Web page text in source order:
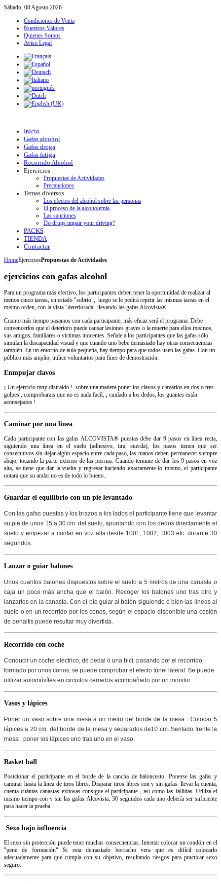
Sábado, 08 Agosto 2026
Condiciones de Venta
Nuestros Valores
Quienes Somos
Aviso Legal
Inicio
Gafas alcohol
Gafas droga
Gafas fatiga
Recorrido Alcohol
Ejercicios
Propuestas de Actividades
Precauciones
Temas diversos
Los efectos del alcohol sobre las personas
El proceso de la alcoholemia
Las sanciones
Do drugs impair your driving?
PACKS
TIENDA
Contactar
HomeEjerciciosPropuestas de Actividades
ejercicios con gafas alcohol
Para un programa más efectivo, los participantes deben tener la oportunidad de realizar al
menos cinco tareas, en estado "sobrio", luego se le pedirá repetir las mismas tareas en el
mismo orden, con la vista "deteriorada" llevando las gafas Alcovista®.
Cuanto más tiempo pasamos con cada participante, más eficaz será el programa. Debe
convencerlos que el deterioro puede causar lesiones graves o la muerte para ellos mismos,
sus amigos, familiares o víctimas inocentes. Señale a los participantes que las gafas sólo
simulan la discapacidad visual y que cuando uno bebe demasiado hay otras consecuencias
también. En un entorno de aula pequeña, hay tiempo para que todos usen las gafas. Con un
público más amplio, utilice voluntarios para fines de demostración.
Enmpujar clavos
¡ Un ejercicio muy distraído ! sobre una madera poner los clavos y clavarlos en dos o tres
golpes , comprobarais que no es nada facíl, ¡ cuidado a los dedos, los guantes están
aconsejados !
Caminar por una linea
Cada participante con las gafas ALCOVISTA® puestas debe dar 9 pasos en línea recta,
siguiendo una línea en el suelo (adhesivo, tira, cuerda), los pasos tienen que ser
consecutivos sin dejar algún espacio entre cada paso, las manos deben permanecer siempre
abajo, tocando la parte exterior de las piernas. Cuando termine de dar los 9 pasos en voz
alta, se tiene que dar la vuelta y regresar haciendo exactamente lo mismo, el participante
notara que su andar no es de todo lo bueno.
Guardar el equilibrio con un pie levantado
Con las gafas puestas y los brazos a los lados el participante tiene que levantar
su pie de unos 15 a 30 cm. del suelo, apuntando con los dedos directamente el
suelo y empezar a contar en voz alta desde 1001, 1002, 1003 etc. durante 30
segundos.
Lanzar o guiar balones
Unos cuantos balones dispuestos sobre el suelo a 5 metros de una canasta o
caja un poco más ancha que el balón. Recoger los balones uno tras otro y
lanzarlos en la canasta. Con el pie guiar al balón siguiendo o bien las líneas al
suelo o en un recorrido por los conos, según el espacio disponible una cesión
de penaltis puede resultar muy divertida.
Recorrido con coche
Conducir un coche eléctrico, de pedal o una bici, pasando por el recorrido
formado por unos conos, se puede comprobar el efecto túnel lateral. Se puede
utilizar automóvíles en circuitos cerrados acompañado por un monitor.
Vasos y lápices
Poner un vaso sobre una mesa a un metro del borde de la mesa . Colocar 5
lápices a 20 cm. del borde de la mesa y separados de10 cm.Sentado frente la
mesa , poner los lápices uno tras uno en el vaso.
Basket ball
Posicionar el participante en el borde de la cancha de baloncesto. Ponerse las gafas y
caminar hasta la línea de tiros libres. Disparar tiros libres con y sin gafas. llevar la cuenta,
cuenta cuántas canastas exitosas consigueel participante , así como las fallidas. Utiliza el
mismotiempo con y sin las gafas Alcovista; 30 segundos cada uno debería ser suficiente
para hacer la prueba.
Sexo bajo influencia
El sexo sin protección puede tener muchas consecuencias. Intentar colocar un condón en el
"pene de formación" Si esta demasiado borracho vera que es difícil colocarlo
adecuadamente para que cumpla con su objetivo, resultando riesgos para practicar sexo
seguro.